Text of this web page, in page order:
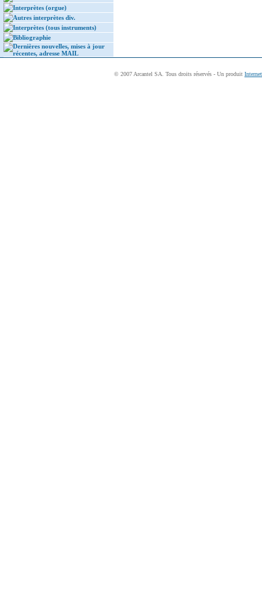
Interprètes (orgue)
Autres interprètes div.
Interprètes (tous instruments)
Bibliographie
Dernières nouvelles, mises à jour
récentes, adresse MAIL
© 2007 Arcantel SA. Tous droits réservés - Un produit